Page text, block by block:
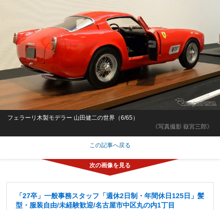
《写真撮影 嶽宮三郎》
フェラーリ木製モデラー 山田健二の世界（6/65）
この記事へ戻る
「27卒」一般事務スタッフ「週休2日制・年間休日125日」髪
型・服装自由/未経験歓迎/名古屋市中区丸の内1丁目